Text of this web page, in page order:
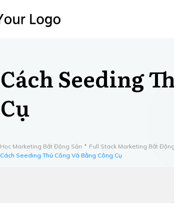
Cách Seeding
Cụ
Học Marketing Bất Động Sản Full Stack Marketing Bất
Cách Seeding Thủ Công Và Bằng Công Cụ